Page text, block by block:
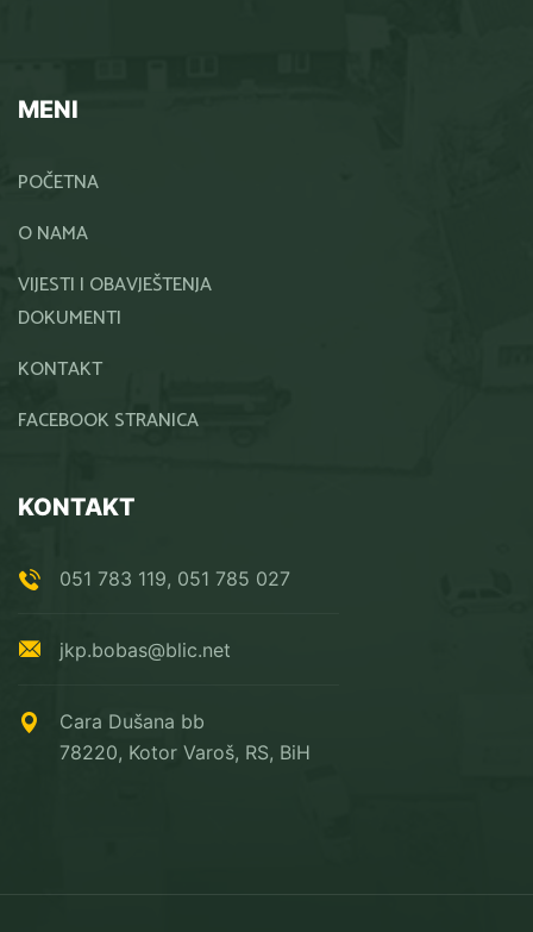
MENI
POČETNA
O NAMA
VIJESTI I OBAVJEŠTENJA
DOKUMENTI
KONTAKT
FACEBOOK STRANICA
KONTAKT
051 783 119, 051 785 027
jkp.bobas@blic.net
Cara Dušana bb
78220, Kotor Varoš, RS, BiH